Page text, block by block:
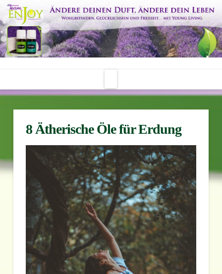
8 Ätherische Öle für Erdung